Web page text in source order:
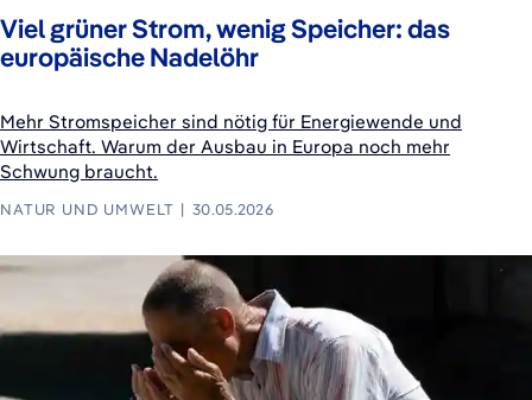
Viel grüner Strom, wenig Speicher: das
europäische Nadelöhr
Mehr Stromspeicher sind nötig für Energiewende und
Wirtschaft. Warum der Ausbau in Europa noch mehr
Schwung braucht.
NATUR UND UMWELT 30.05.2026